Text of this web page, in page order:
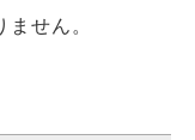
せん。